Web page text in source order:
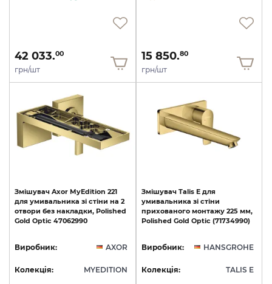
42 033.00
грн/шт
15 850.80
грн/шт
Змішувач Axor MyEdition 221
для умивальника зі стіни на 2
отвори без накладки, Polished
Gold Optic 47062990
Виробник: AXOR
Колекція: MYEDITION
Змішувач Talis E для
умивальника зі стіни
прихованого монтажу 225 мм,
Polished Gold Optic (71734990)
Виробник: HANSGROHE
Колекція: TALIS E